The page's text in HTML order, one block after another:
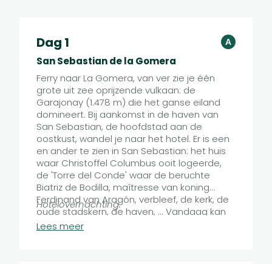
B
Dag 1 A
San Sebastian de la Gomera
Ferry naar La Gomera, van ver zie je één
grote uit zee oprijzende vulkaan: de
Garajonay (1.478 m) die het ganse eiland
domineert. Bij aankomst in de haven van
San Sebastian, de hoofdstad aan de
oostkust, wandel je naar het hotel. Er is een
en ander te zien in San Sebastian: het huis
waar Christof­fel Columbus ooit logeerde,
de 'Torre del Conde' waar de beruch­te
Biatriz de Bodilla, maîtresse van koning
Ferdi­nand van Aragón, verbleef, de kerk, de
oude stadskern, de ha­ven, ... Vandaag kan
je tijdens een zoom-briefing de reis
Hotelovernachting.
Lees meer